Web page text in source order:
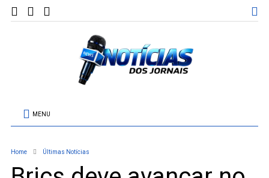
MENU
Home Últimas Notícias